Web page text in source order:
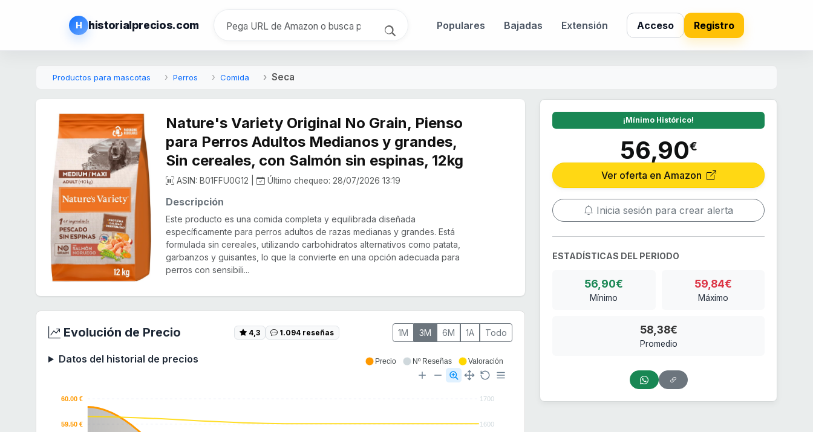
H historialprecios.com Populares Bajadas Extensión Acceso Registro
Productos para mascotas Perros Comida Seca
Nature's Variety Original No Grain, Pienso
para Perros Adultos Medianos y grandes,
Sin cereales, con Salmón sin espinas, 12kg
ASIN: B01FFU0G12 | Último chequeo: 28/07/2026 13:19
Descripción
Este producto es una comida completa y equilibrada diseñada
específicamente para perros adultos de razas medianas y grandes. Está
formulada sin cereales, utilizando carbohidratos alternativos como patata,
garbanzos y guisantes, lo que la convierte en una opción adecuada para
perros con sensibili...
Evolución de Precio 4,3 1.094 reseñas 1M 3M 6M 1A Todo
Datos del historial de precios
1700
1600
60.00 €
59.50 €
Precio Nº Reseñas Valoración
¡Mínimo Histórico!
56,90€
Ver oferta en Amazon
Inicia sesión para crear alerta
ESTADÍSTICAS DEL PERIODO
56,90€
Mínimo
59,84€
Máximo
58,38€
Promedio